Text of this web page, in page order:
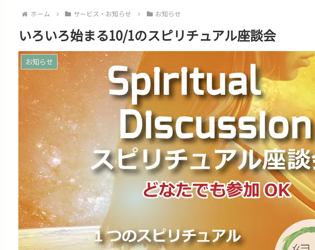
ホーム サービス・お知らせ お知らせ
いろいろ始まる10/1のスピリチュアル座談会
お知らせ